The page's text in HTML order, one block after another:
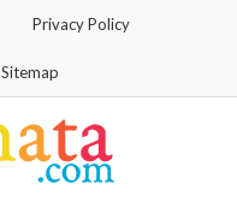
Privacy Policy
Sitemap